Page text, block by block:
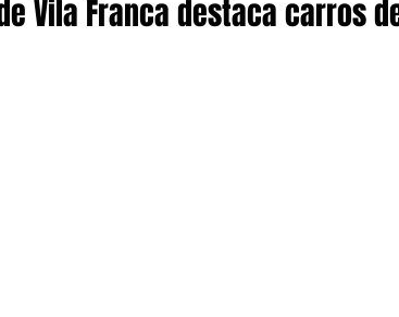
Vila Franca destaca carros